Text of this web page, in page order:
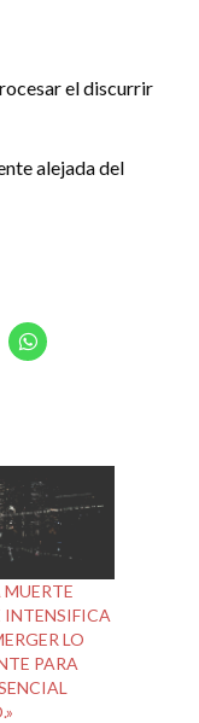
el discurrir
alejada del
MUERTE
INTENSIFICA
LO
PARA